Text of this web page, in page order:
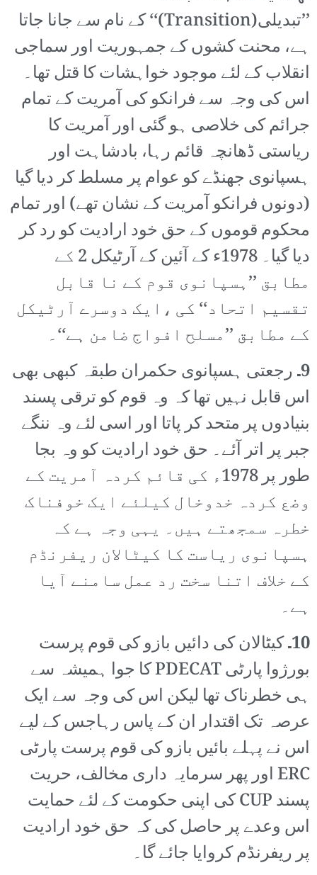
’’تبدیلی(Transition)‘‘ کے نام سے جانا جاتا
ہے، محنت کشوں کے جمہوریت اور سماجی
انقلاب کے لئے موجود خواہشات کا قتل تھا۔
اس کی وجہ سے فرانکو کی آمریت کے تمام
جرائم کی خلاصی ہو گئی اور آمریت کا
ریاستی ڈھانچہ قائم رہا، بادشاہت اور
ہسپانوی جھنڈے کو عوام پر مسلط کر دیا گیا
(دونوں فرانکو آمریت کے نشان تھے) اور تمام
محکوم قوموں کے حق خود ارادیت کو رد کر
دیا گیا۔ 1978ء کے آئین کے آرٹیکل 2 کے
مطابق ’’ہسپانوی قوم کے نا قابل
تقسیم اتحاد‘‘ کی ،ایک دوسرے آرٹیکل
کے مطابق ’’مسلح افواج ضامن ہے‘‘۔
9۔ رجعتی ہسپانوی حکمران طبقہ کبھی بھی
اس قابل نہیں تھا کہ وہ قوم کو ترقی پسند
بنیادوں پر متحد کر پاتا اور اسی لئے وہ ننگے
جبر پر اتر آئے۔ حق خود ارادیت کو وہ بجا
طور پر 1978ء کی قائم کردہ آمریت کے
وضع کردہ خدوخال کیلئے ایک خوفناک
خطرہ سمجھتے ہیں۔ یہی وجہ ہے کہ
ہسپانوی ریاست کا کیٹالان ریفرنڈم
کے خلاف اتنا سخت رد عمل سامنے آیا
ہے۔
10۔ کیٹالان کی دائیں بازو کی قوم پرست
بورژوا پارٹی PDECAT کا جوا ہمیشہ سے
ہی خطرناک تھا لیکن اس کی وجہ سے ایک
عرصہ تک اقتدار ان کے پاس رہاجس کے لیے
اس نے پہلے بائیں بازو کی قوم پرست پارٹی
ERC اور پھر سرمایہ داری مخالف، حریت
پسند CUP کی اپنی حکومت کے لئے حمایت
اس وعدے پر حاصل کی کہ حق خود ارادیت
پر ریفرنڈم کروایا جائے گا۔